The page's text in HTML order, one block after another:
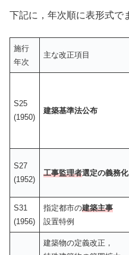
下記に，年次順に表形式で
施行
年次
主な改正項目
S25
(1950)
建築基準法公布
S27
(1952)
工事監理者選定の義務化
S31
(1956)
指定都市の建築主事
設置特例
建築物の定義改正，